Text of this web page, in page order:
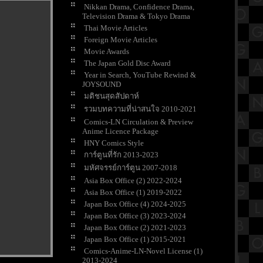
Nikkan Drama, Confidence Drama,
Television Drama & Tokyo Drama
Thai Movie Articles
Foreign Movie Articles
Movie Awards
The Japan Gold Disc Award
Year in Search, YouTube Rewind &
JOYSOUND
มติชนสุดสัปดาห์
รวมบทความที่น่าสนใจ 2010-2021
Comics-LN Circulation & Preview
Anime Licence Package
HNY Comics Style
การ์ตูนที่รัก 2013-2023
มหัศจรรย์การ์ตูน 2007-2018
Asia Box Office (2) 2022-2024
Asia Box Office (1) 2019-2022
Japan Box Office (4) 2024-2025
Japan Box Office (3) 2023-2024
Japan Box Office (2) 2021-2023
Japan Box Office (1) 2015-2021
Comics-Anime-LN-Novel License (1)
2013-2024